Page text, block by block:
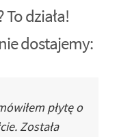
działa!
dostajemy:
płytę o
Została